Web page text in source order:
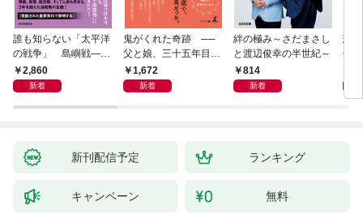
誰も知らない「太平洋
の戦争」 島嶼戦――
マッカーサーとの激闘
の真実
2,860
新着
鬼がくれた奇跡 ──
父と娘、三十五年目の
赦し1,672
新着
絆の極み～さだまさし
と渡辺俊幸の半世紀～
814
新着
悲
子
新刊配信予定 ランキング
キャンペーン 無料